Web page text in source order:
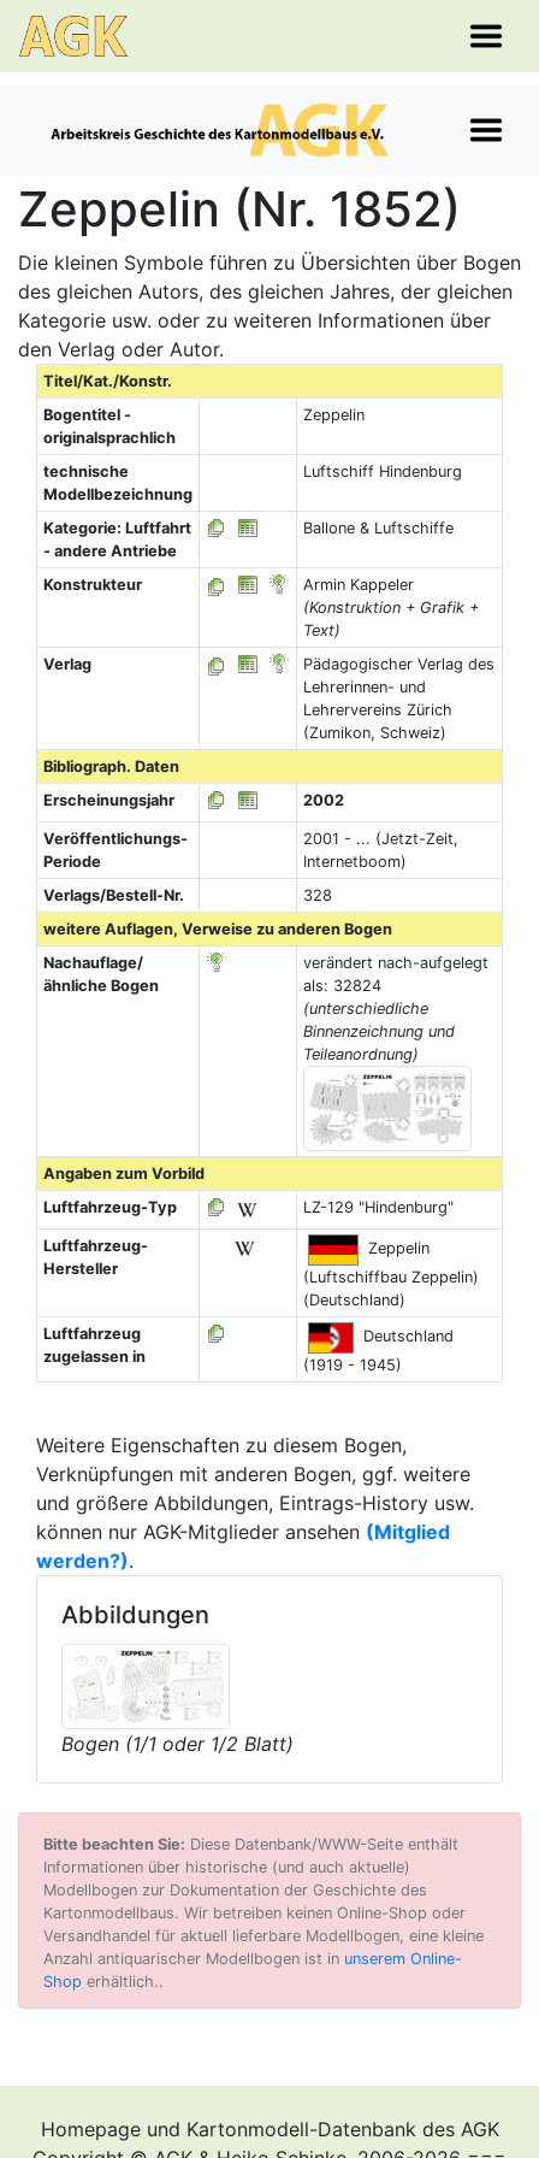
Zeppelin (Nr. 1852)
Die kleinen Symbole führen zu Übersichten über Bogen
des gleichen Autors, des gleichen Jahres, der gleichen
Kategorie usw. oder zu weiteren Informationen über
den Verlag oder Autor.
Titel/Kat./Konstr.
Bogentitel -
originalsprachlich
Zeppelin
technische
Modellbezeichnung
Luftschiff Hindenburg
Kategorie: Luftfahrt
- andere Antriebe
Ballone & Luftschiffe
Konstrukteur
Armin Kappeler
(Konstruktion + Grafik +
Text)
Verlag
Pädagogischer Verlag des
Lehrerinnen- und
Lehrervereins Zürich
(Zumikon, Schweiz)
Bibliograph. Daten
Erscheinungsjahr
2002
Veröffentlichungs-
Periode
2001 - ... (Jetzt-Zeit,
Internetboom)
Verlags/Bestell-Nr.
328
weitere Auflagen, Verweise zu anderen Bogen
Nachauflage/
ähnliche Bogen
verändert nach-aufgelegt
als: 32824
(unterschiedliche
Binnenzeichnung und
Teileanordnung)
Angaben zum Vorbild
Luftfahrzeug-Typ
LZ-129 "Hindenburg"
Luftfahrzeug-
Hersteller
Zeppelin
(Luftschiffbau Zeppelin)
(Deutschland)
Luftfahrzeug
zugelassen in
Deutschland
(1919 - 1945)
Weitere Eigenschaften zu diesem Bogen,
Verknüpfungen mit anderen Bogen, ggf. weitere
und größere Abbildungen, Eintrags-History usw.
können nur AGK-Mitglieder ansehen (Mitglied
werden?).
Abbildungen
Bogen (1/1 oder 1/2 Blatt)
Bitte beachten Sie: Diese Datenbank/WWW-Seite enthält
Informationen über historische (und auch aktuelle)
Modellbogen zur Dokumentation der Geschichte des
Kartonmodellbaus. Wir betreiben keinen Online-Shop oder
Versandhandel für aktuell lieferbare Modellbogen, eine kleine
Anzahl antiquarischer Modellbogen ist in unserem Online-
Shop erhältlich..
Homepage und Kartonmodell-Datenbank des AGK